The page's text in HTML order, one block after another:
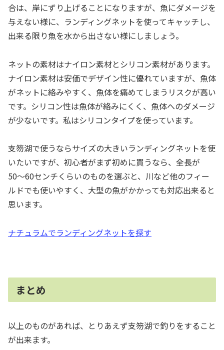
合は、岸にずり上げることになりますが、魚にダメージを
与えない様に、ランディングネットを使ってキャッチし、
出来る限り魚を水から出さない様にしましょう。
ネットの素材はナイロン素材とシリコン素材があります。
ナイロン素材は安価でデザイン性に優れていますが、魚体
がネットに絡みやすく、魚体を痛めてしまうリスクが高い
です。シリコン性は魚体が絡みにくく、魚体へのダメージ
が少ないです。私はシリコンタイプを使っています。
支笏湖で使うならサイズの大きいランディングネットを使
いたいですが、初心者がまず初めに買うなら、全長が
50〜60センチくらいのものを選ぶと、川など他のフィー
ルドでも使いやすく、大型の魚がかかっても対応出来ると
思います。
ナチュラムでランディングネットを探す
まとめ
以上のものがあれば、とりあえず支笏湖で釣りをすること
が出来ます。